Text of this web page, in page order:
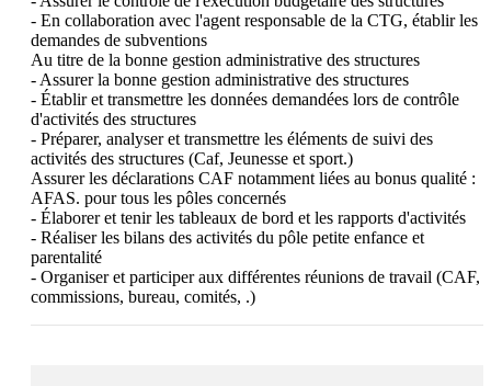
- En collaboration avec l'agent responsable de la CTG, établir les
demandes de subventions
Au titre de la bonne gestion administrative des structures
- Assurer la bonne gestion administrative des structures
- Établir et transmettre les données demandées lors de contrôle
d'activités des structures
- Préparer, analyser et transmettre les éléments de suivi des
activités des structures (Caf, Jeunesse et sport.)
Assurer les déclarations CAF notamment liées au bonus qualité :
AFAS. pour tous les pôles concernés
- Élaborer et tenir les tableaux de bord et les rapports d'activités
- Réaliser les bilans des activités du pôle petite enfance et
parentalité
- Organiser et participer aux différentes réunions de travail (CAF,
commissions, bureau, comités, .)